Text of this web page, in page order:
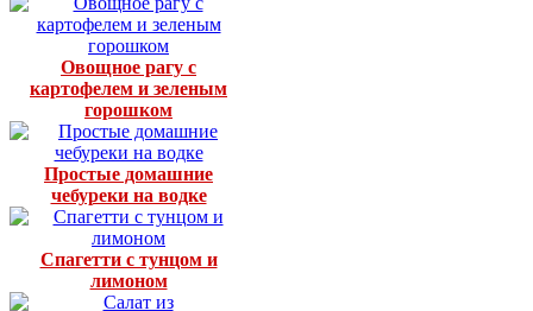
Овощное рагу с
картофелем и зеленым
горошком
Простые домашние
чебуреки на водке
Спагетти с тунцом и
лимоном